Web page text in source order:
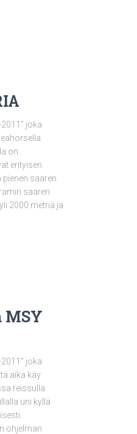
joka
on
erityisen
saaren
saaren
2000 metriä ja
MSY
joka
aika käy
reissulla
uni kyllä
ohjelman